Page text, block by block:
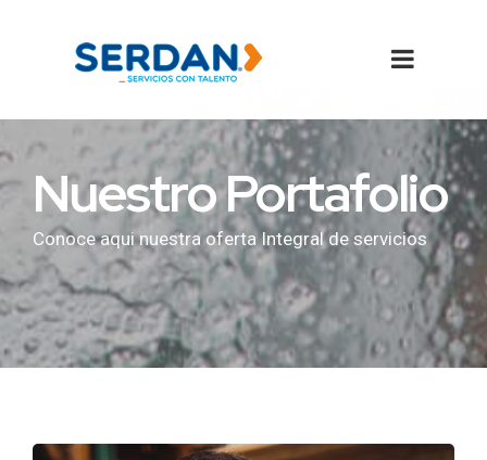
Nuestro Portafolio
Conoce aqui nuestra oferta Integral de servicios